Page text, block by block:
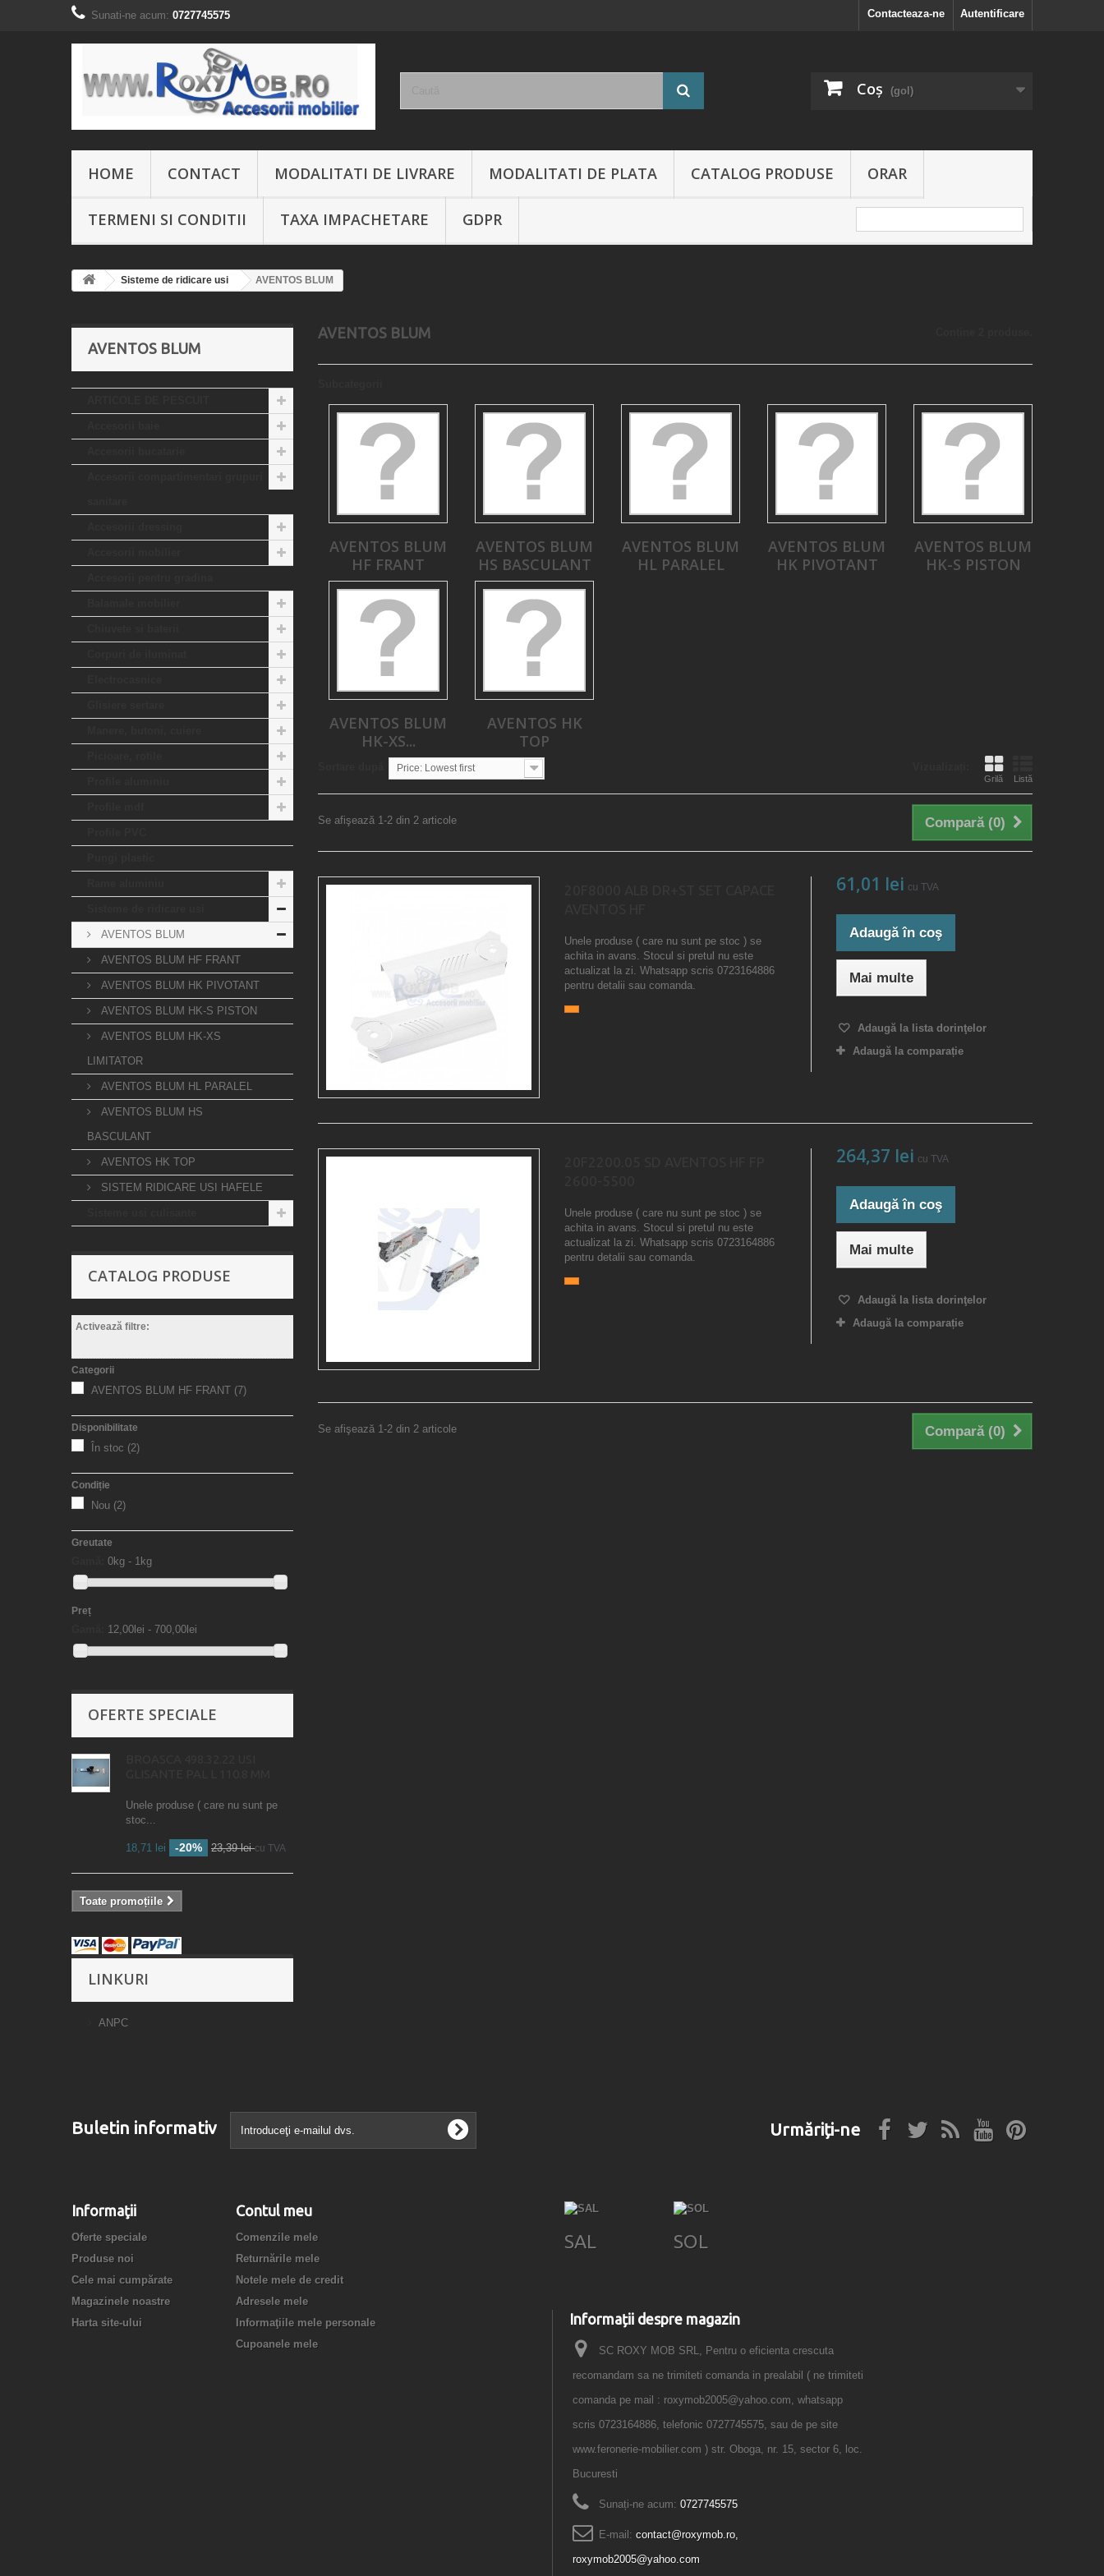
Autentificare
Contacteaza-ne
Sunati-ne acum: 0727745575
Coş (gol)
HOME CONTACT MODALITATI DE LIVRARE MODALITATI DE PLATA CATALOG PRODUSE ORAR
TERMENI SI CONDITII TAXA IMPACHETARE GDPR
Sisteme de ridicare usi AVENTOS BLUM
AVENTOS BLUM
AVENTOS BLUM
AVENTOS BLUM HF FRANT
AVENTOS BLUM HK PIVOTANT
AVENTOS BLUM HK-S PISTON
AVENTOS BLUM HK-XS
LIMITATOR
AVENTOS BLUM HL PARALEL
AVENTOS BLUM HS
BASCULANT
AVENTOS HK TOP
SISTEM RIDICARE USI HAFELE
CATALOG PRODUSE
Activează filtre:
Categorii
AVENTOS BLUM HF FRANT (7)
Disponibilitate
În stoc (2)
Condiție
Nou (2)
Greutate
0kg - 1kg
Preț
12,00lei - 700,00lei
OFERTE SPECIALE
Unele produse ( care nu sunt pe
stoc...
18,71 lei -20% 23,39 leicu TVA
Toate promoțiile
LINKURI
ANPC
AVENTOS BLUM
AVENTOS BLUM
HF FRANT
AVENTOS BLUM
HS BASCULANT
AVENTOS BLUM
HL PARALEL
AVENTOS BLUM
HK PIVOTANT
AVENTOS BLUM
HK-S PISTON
AVENTOS BLUM
HK-XS...
AVENTOS HK
TOP
Grilă Listă
Price: Lowest first
Compară (0)
Se afişează 1-2 din 2 articole
Unele produse ( care nu sunt pe stoc ) se
achita in avans. Stocul si pretul nu este
actualizat la zi. Whatsapp scris 0723164886
pentru detalii sau comanda.
61,01 lei cu TVA
Adaugă în coş
Mai multe
Adaugă la lista dorinţelor
Adaugă la comparație
Unele produse ( care nu sunt pe stoc ) se
achita in avans. Stocul si pretul nu este
actualizat la zi. Whatsapp scris 0723164886
pentru detalii sau comanda.
264,37 lei cu TVA
Adaugă în coş
Mai multe
Adaugă la lista dorinţelor
Adaugă la comparație
Compară (0)
Se afişează 1-2 din 2 articole
Buletin informativ Urmăriți-ne
Informaţii
Oferte speciale
Produse noi
Cele mai cumpărate
Magazinele noastre
Harta site-ului
Contul meu
Comenzile mele
Returnările mele
Notele mele de credit
Adresele mele
Informaţiile mele personale
Cupoanele mele
SAL SOL
Informații despre magazin
SC ROXY MOB SRL, Pentru o eficienta crescuta
recomandam sa ne trimiteti comanda in prealabil ( ne trimiteti
comanda pe mail : roxymob2005@yahoo.com, whatsapp
scris 0723164886, telefonic 0727745575, sau de pe site
www.feronerie-mobilier.com ) str. Oboga, nr. 15, sector 6, loc.
Bucuresti
Sunați-ne acum: 0727745575
E-mail: contact@roxymob.ro,
roxymob2005@yahoo.com